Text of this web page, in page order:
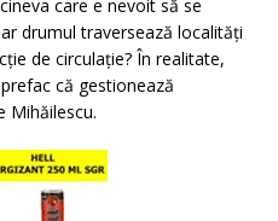
care e nevoit să se
drumul traversează localități
de circulație? În realitate,
că gestionează
Mihăilescu.